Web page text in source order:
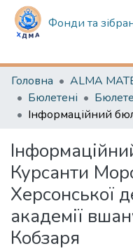
Фонди та
Головна
ALMA
Бюлетені
Курсанти
Херсонської
академії
Кобзаря